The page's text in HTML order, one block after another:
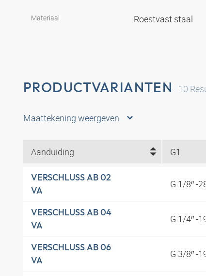
Materiaal Roestvast staal
PRODUCTVARIANTEN 10
Maattekening weergeven
Aanduiding G1
VERSCHLUSS AB 02
VA
G 1/8″ -
VERSCHLUSS AB 04
VA
G 1/4″ -
VERSCHLUSS AB 06
VA
G 3/8″ -